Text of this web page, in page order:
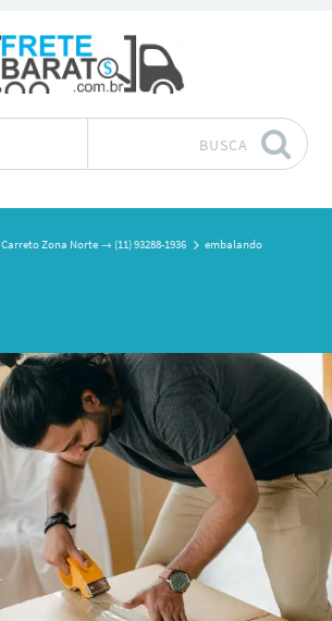
BUSCA
Carreto Zona Norte → (11) 93288-1936
embalando